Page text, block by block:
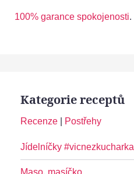
100% garance spokojenosti.
Kategorie receptů
Recenze Postřehy
Jídelníčky #vicnezkucharka